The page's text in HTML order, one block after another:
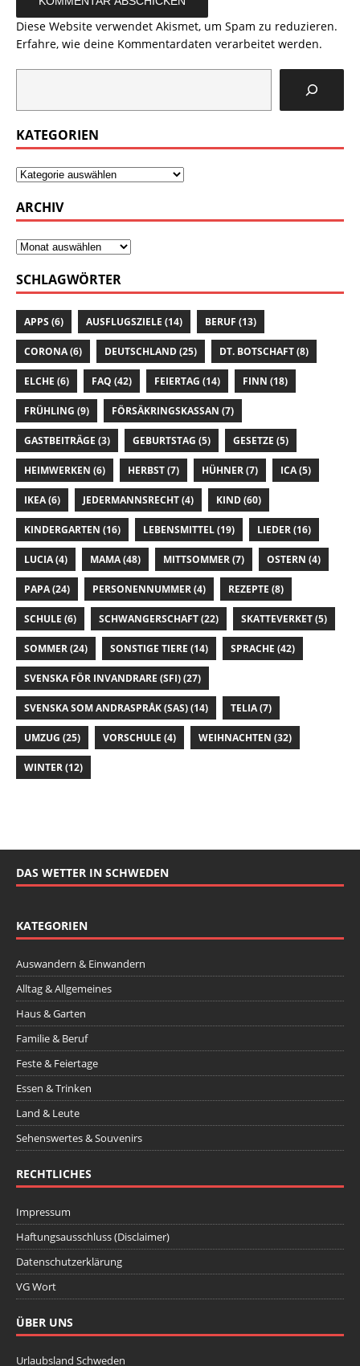
Diese Website verwendet Akismet, um Spam zu reduzieren.
Erfahre, wie deine Kommentardaten verarbeitet werden.
KATEGORIEN
ARCHIV
SCHLAGWÖRTER
APPS (6) AUSFLUGSZIELE (14) BERUF (13)
CORONA(6) DEUTSCHLAND(25) DT. BOTSCHAFT(8)
ELCHE (6) FAQ (42) FEIERTAG (14) FINN (18)
FRÜHLING (9) FÖRSÄKRINGSKASSAN (7)
GASTBEITRÄGE (3) GEBURTSTAG (5) GESETZE (5)
HEIMWERKEN (6) HERBST(7) HÜHNER(7) ICA(5)
IKEA(6) JEDERMANNSRECHT(4) KIND(60)
KINDERGARTEN (16) LEBENSMITTEL(19) LIEDER(16)
LUCIA(4) MAMA(48) MITTSOMMER(7) OSTERN (4)
PAPA(24) PERSONENNUMMER(4) REZEPTE (8)
SCHULE (6) SCHWANGERSCHAFT(22) SKATTEVERKET(5)
SOMMER(24) SONSTIGE TIERE (14) SPRACHE (42)
SVENSKA FÖR INVANDRARE (SFI)(27)
SVENSKA SOM ANDRASPRÅK (SAS)(14) TELIA(7)
UMZUG (25) VORSCHULE (4) WEIHNACHTEN (32)
WINTER(12)
DAS WETTER IN SCHWEDEN
KATEGORIEN
Auswandern & Einwandern
Alltag & Allgemeines
Haus & Garten
Familie & Beruf
Feste & Feiertage
Essen & Trinken
Land & Leute
Sehenswertes & Souvenirs
RECHTLICHES
Impressum
Haftungsausschluss (Disclaimer)
Datenschutzerklärung
VG Wort
ÜBER UNS
Urlaubsland Schweden